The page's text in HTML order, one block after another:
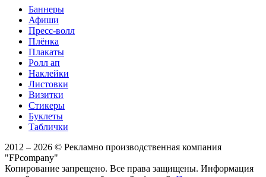
Баннеры
Афиши
Пресс-волл
Плёнка
Плакаты
Ролл ап
Наклейки
Листовки
Визитки
Стикеры
Буклеты
Таблички
2012 – 2026 © Рекламно производственная компания
"FPcompany"
Копирование запрещено. Все права защищены. Информация